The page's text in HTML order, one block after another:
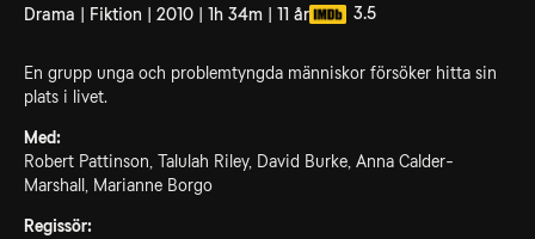
Drama | Fiktion | 2010 | 1h 34m | 11 år 3.5
En grupp unga och problemtyngda människor försöker hitta sin
plats i livet.
Med:
Robert Pattinson, Talulah Riley, David Burke, Anna Calder-
Marshall, Marianne Borgo
Regissör: